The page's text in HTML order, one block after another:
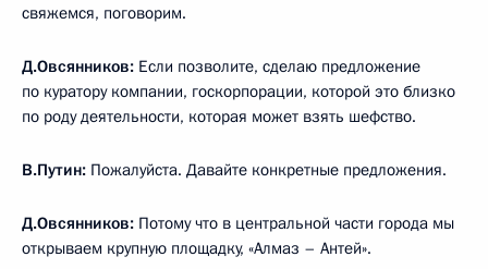
свяжемся, поговорим.
Д.Овсянников: Если позволите, сделаю предложение
по куратору компании, госкорпорации, которой это близко
по роду деятельности, которая может взять шефство.
В.Путин: Пожалуйста. Давайте конкретные предложения.
Д.Овсянников: Потому что в центральной части города мы
открываем крупную площадку, «Алмаз – Антей».